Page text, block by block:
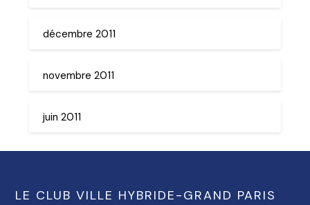
décembre 2011
novembre 2011
juin 2011
LE CLUB VILLE HYBRIDE-GRAND PARIS